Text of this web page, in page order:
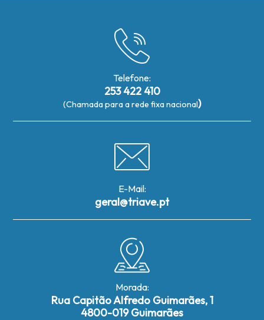
Telefone:
253 422 410
(Chamada para a rede fixa nacional)
E-Mail:
geral@triave.pt
Morada:
Rua Capitão Alfredo Guimarães, 1
4800-019 Guimarães